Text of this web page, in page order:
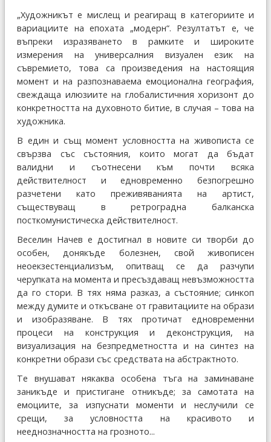
„Художникът е мислещ и реагиращ в категориите и
вариациите на епохата „модерн“. Резултатът е, че
въпреки изразяването в рамките и широките
измерения на универсалния визуален език на
съвремието, това са произведения на настоящия
момент и на разпознаваема емоционална география,
свеждаща илюзиите на глобалистичния хоризонт до
конкретността на духовното битие, в случая – това на
художника.
В един и същ момент условността на живописта се
свързва със състояния, които могат да бъдат
валидни и съотнесени към почти всяка
действителност и едновременно безпогрешно
разчетени като преживяванията на артист,
съществуващ в ретроградна балканска
посткомунистическа действителност.
Веселин Начев е достигнал в новите си творби до
особен, донякъде болезнен, свой живописен
неоекзестенциализъм, опитващ се да разчупи
черупката на момента и пресъздаващ невъзможността
да го стори. В тях няма разказ, а състояние; синкоп
между думите и откъсване от гравитациите на образи
и изобразяване. В тях протичат едновременни
процеси на конструкция и деконструкция, на
визуализация на безпредметността и на синтез на
конкретни образи със средствата на абстрактното.
Те внушават някаква особена тъга на заминаване
заникъде и пристигане отникъде; за самотата на
емоциите, за изпуснати моменти и неслучили се
срещи, за условността на красивото и
нееднозначността на грозното...